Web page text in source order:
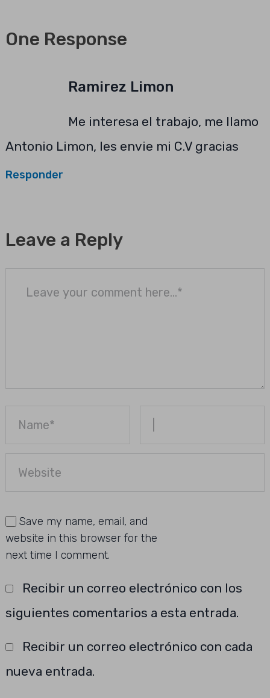
One Response
Ramirez Limon
Me interesa el trabajo, me llamo
Antonio Limon, les envie mi C.V gracias
Responder
Leave a Reply
Save my name, email, and
website in this browser for the
next time I comment.
Recibir un correo electrónico con los
siguientes comentarios a esta entrada.
Recibir un correo electrónico con cada
nueva entrada.